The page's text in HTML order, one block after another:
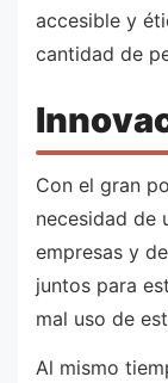
accesible y
cantidad de
Con el gran
necesidad de
empresas y
juntos para
mal uso de
Al mismo